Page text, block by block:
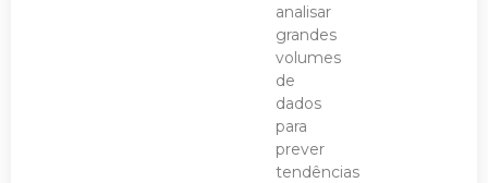
analisar
grandes
volumes
de
dados
para
prever
tendências